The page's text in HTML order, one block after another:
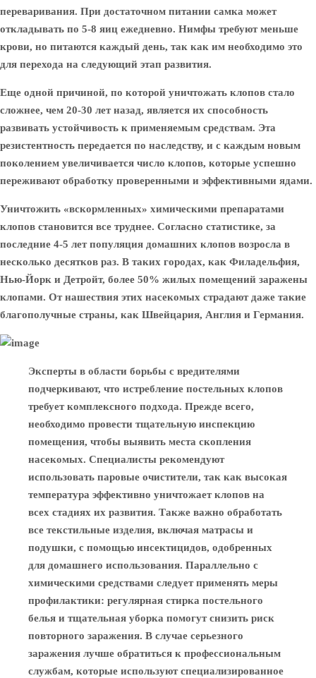
переваривания. При достаточном питании самка может
откладывать по 5-8 яиц ежедневно. Нимфы требуют меньше
крови, но питаются каждый день, так как им необходимо это
для перехода на следующий этап развития.
Еще одной причиной, по которой уничтожать клопов стало
сложнее, чем 20-30 лет назад, является их способность
развивать устойчивость к применяемым средствам. Эта
резистентность передается по наследству, и с каждым новым
поколением увеличивается число клопов, которые успешно
переживают обработку проверенными и эффективными ядами.
Уничтожить «вскормленных» химическими препаратами
клопов становится все труднее. Согласно статистике, за
последние 4-5 лет популяция домашних клопов возросла в
несколько десятков раз. В таких городах, как Филадельфия,
Нью-Йорк и Детройт, более 50% жилых помещений заражены
клопами. От нашествия этих насекомых страдают даже такие
благополучные страны, как Швейцария, Англия и Германия.
Эксперты в области борьбы с вредителями
подчеркивают, что истребление постельных клопов
требует комплексного подхода. Прежде всего,
необходимо провести тщательную инспекцию
помещения, чтобы выявить места скопления
насекомых. Специалисты рекомендуют
использовать паровые очистители, так как высокая
температура эффективно уничтожает клопов на
всех стадиях их развития. Также важно обработать
все текстильные изделия, включая матрасы и
подушки, с помощью инсектицидов, одобренных
для домашнего использования. Параллельно с
химическими средствами следует применять меры
профилактики: регулярная стирка постельного
белья и тщательная уборка помогут снизить риск
повторного заражения. В случае серьезного
заражения лучше обратиться к профессиональным
службам, которые используют специализированное